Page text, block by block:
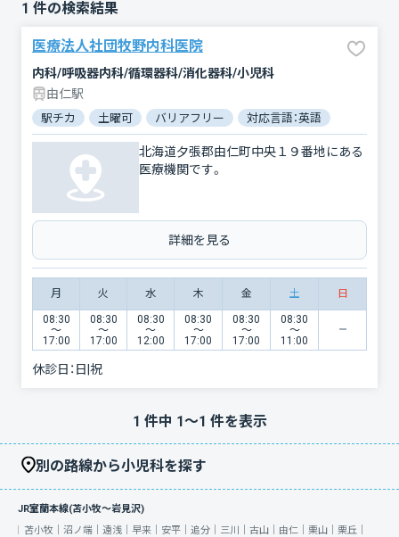
1 件の検索結果
医療法人社団牧野内科医院
内科/呼吸器内科/循環器科/消化器科/小児科
由仁駅
駅チカ 土曜可 バリアフリー 対応言語：英語
北海道夕張郡由仁町中央１９番地にある
医療機関です。
詳細を見る
月 火 水 木 金 土 日
08:30
〜
17:00
08:30
〜
17:00
08:30
〜
12:00
08:30
〜
17:00
08:30
〜
17:00
08:30
〜
11:00
休診日： 日|祝
1 件中 1〜1 件を表示
別の路線から小児科を探す
JR室蘭本線(苫小牧～岩見沢)
苫小牧｜ 沼ノ端｜ 遠浅｜ 早来｜ 安平｜ 追分｜ 三川｜ 古山｜ 由仁｜ 栗山｜ 栗丘｜